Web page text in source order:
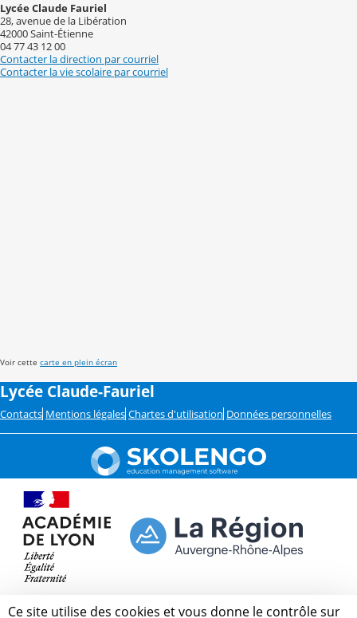
Lycée Claude Fauriel
28, avenue de la Libération
42000 Saint-Étienne
04 77 43 12 00
Contacter la direction par courriel
Contacter la vie scolaire par courriel
Voir cette carte en plein écran
Lycée Claude-Fauriel
Contacts Mentions légales Chartes d'utilisation Données personnelles
Ce site utilise des cookies et vous donne le contrôle sur